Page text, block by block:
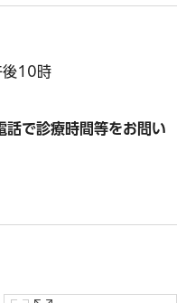
後10時
で診療時間等をお問い